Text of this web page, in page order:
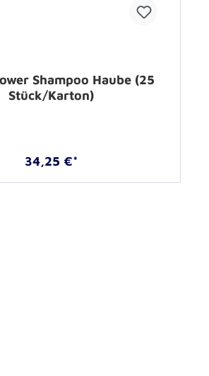
Shampoo Haube (25
Stück/Karton)
34,25 €*